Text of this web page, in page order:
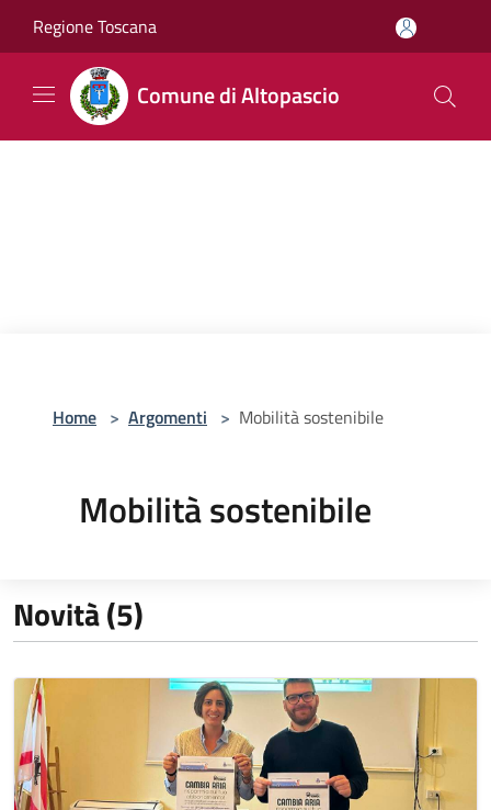
Regione Toscana
Comune di Altopascio
Home > Argomenti > Mobilità sostenibile
Mobilità sostenibile
Novità (5)